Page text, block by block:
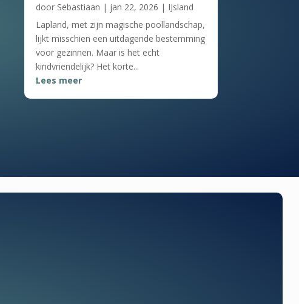
door Sebastiaan | jan 22, 2026 | IJsland
Lapland, met zijn magische poollandschap,
lijkt misschien een uitdagende bestemming
voor gezinnen. Maar is het echt
kindvriendelijk? Het korte...
Lees meer